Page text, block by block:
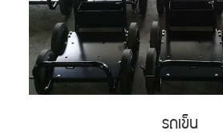
รถเข็น